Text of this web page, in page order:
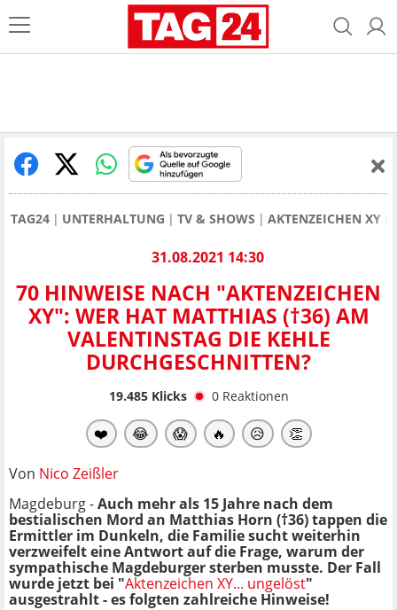
TAG24 UNTERHALTUNG TV & SHOWS AKTENZEICHEN XY
31.08.2021 14:30
70 HINWEISE NACH "AKTENZEICHEN
XY": WER HAT MATTHIAS (†36) AM
VALENTINSTAG DIE KEHLE
DURCHGESCHNITTEN?
19.485Klicks 0 Reaktionen
❤️ 😂 😱 🔥 😥 👏
Von Nico Zeißler
Magdeburg -Auch mehr als 15 Jahre nach dem
bestialischen Mord an Matthias Horn (†36) tappen die
Ermittler im Dunkeln, die Familie sucht weiterhin
verzweifelt eine Antwort auf die Frage, warum der
sympathische Magdeburger sterben musste. Der Fall
wurde jetzt bei "Aktenzeichen XY... ungelöst"
ausgestrahlt - es folgten zahlreiche Hinweise!